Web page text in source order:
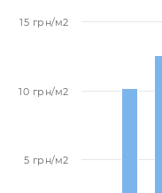
10 грн/м2
5 грн/м2
15 грн/м2